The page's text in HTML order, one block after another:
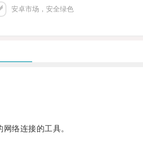
安卓市场，安全绿色
络连接的工具。